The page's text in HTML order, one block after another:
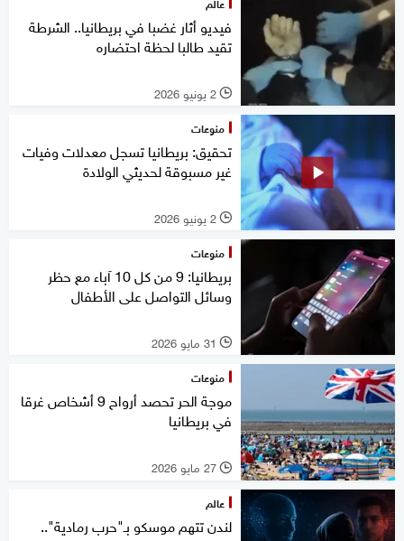
فيديو أثار غضبا في بريطانيا.. الشرطة
تقيد طالبا لحظة احتضاره
l 2 يونيو 2026
منوعات
تحقيق: بريطانيا تسجل معدلات وفيات
غير مسبوقة لحديثي الولادة
l 2 يونيو 2026
منوعات
بريطانيا: 9 من كل 10 آباء مع حظر
وسائل التواصل على الأطفال
l 31 مايو 2026
منوعات
موجة الحر تحصد أرواح 9 أشخاص غرقا
في بريطانيا
l 27 مايو 2026
عالم
لندن تتهم موسكو بـ"حرب رمادية"..